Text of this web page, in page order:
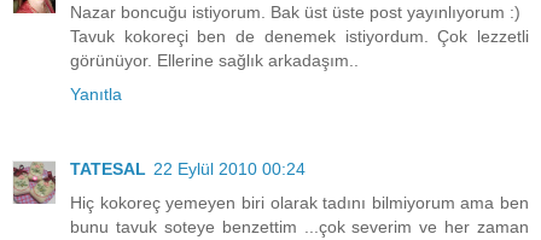
Nazar boncuğu istiyorum. Bak üst üste post yayınlıyorum :)
Tavuk kokoreçi ben de denemek istiyordum. Çok lezzetli
görünüyor. Ellerine sağlık arkadaşım..
Yanıtla
TATESAL 22 Eylül 2010 00:24
Hiç kokoreç yemeyen biri olarak tadını bilmiyorum ama ben
bunu tavuk soteye benzettim ...çok severim ve her zaman